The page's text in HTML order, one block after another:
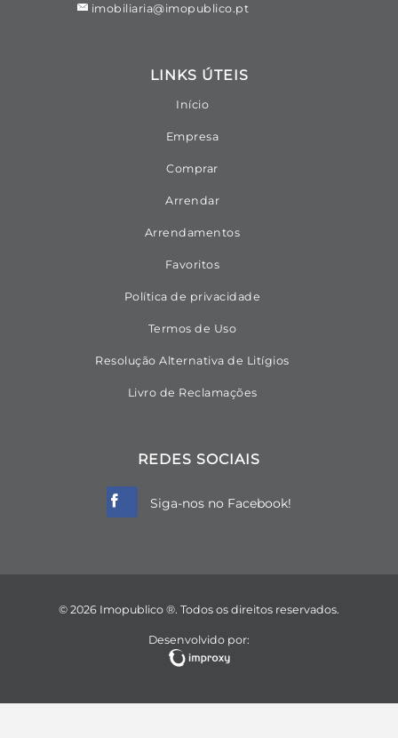
imobiliaria@imopublico.pt
LINKS ÚTEIS
Início
Empresa
Comprar
Arrendar
Arrendamentos
Favoritos
Política de privacidade
Termos de Uso
Resolução Alternativa de Litígios
Livro de Reclamações
REDES SOCIAIS
Siga-nos no Facebook!
© 2026 Imopublico ®. Todos os direitos reservados.
Desenvolvido por: